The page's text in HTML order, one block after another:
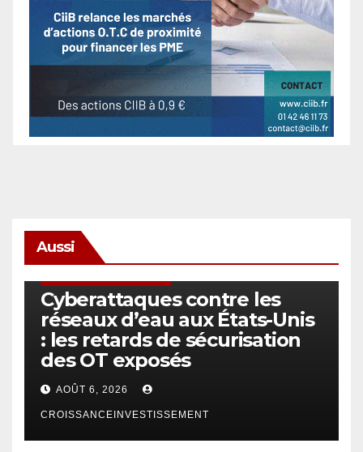
Aussi
Cyberattaques contre les
réseaux d’eau aux États-Unis
: les retards de sécurisation
des OT exposés
AOÛT 6, 2026
CROISSANCEINVESTISSEMENT